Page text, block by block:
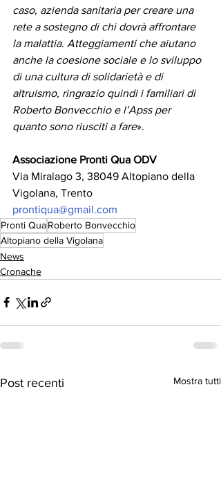
caso, azienda sanitaria per creare una
rete a sostegno di chi dovrà affrontare
la malattia. Atteggiamenti che aiutano
anche la coesione sociale e lo sviluppo
di una cultura di solidarietà e di
altruismo, ringrazio quindi i familiari di
Roberto Bonvecchio e l’Apss per
quanto sono riusciti a fare».
Associazione Pronti Qua ODV
Via Miralago 3, 38049 Altopiano della
Vigolana, Trento
prontiqua@gmail.com
Pronti QuaRoberto Bonvecchio
Altopiano della Vigolana
News
Cronache
Post recenti Mostra tutti